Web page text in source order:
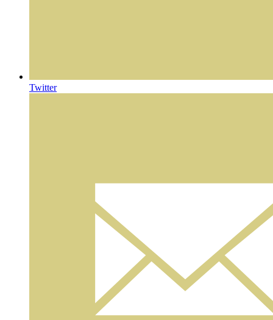
Twitter